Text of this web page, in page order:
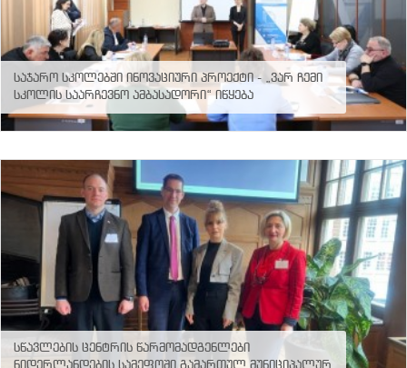
პროექტები
სერტიფიცირება
პარტნიორობა
ფოტო
გალერეა
საჯარო სკოლებში ინოვაციური პროექტი - „ვარ ჩემი
სკოლის საარჩევნო ამბასადორი“ იწყება
სწავლების ცენტრის წარმომადგენლები